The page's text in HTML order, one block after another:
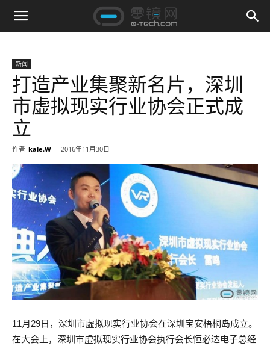
新闻
打造产业集聚新名片，深圳
市虚拟现实行业协会正式成
立
作者 kale.W - 2016年11月30日
11月29日，深圳市虚拟现实行业协会在深圳宝安梧桐岛成立。
在大会上，深圳市虚拟现实行业协会执行会长恒必达电子总经